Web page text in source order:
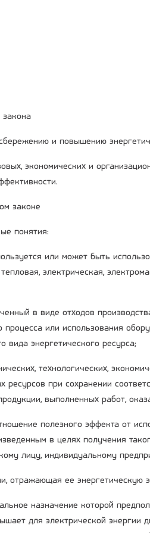
закона
и повышению
экономических и
законе
понятия:
или может быть
электрическая,
в виде отходов
или использования
вида энергетического ресурса;
технологических,
при сохранении
выполненных работ,
полезного эффекта от
в целях получения
лицу, индивидуальному
отражающая ее энергетическую
назначение которой
для электрической энергии